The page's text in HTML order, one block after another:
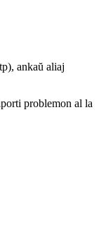
ankaŭ aliaj
problemon al la